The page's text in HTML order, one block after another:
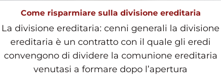
Come risparmiare sulla divisione ereditaria
La divisione ereditaria: cenni generali la divisione
ereditaria è un contratto con il quale gli eredi
convengono di dividere la comunione ereditaria
venutasi a formare dopo l’apertura